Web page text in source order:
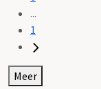
...
1
Meer